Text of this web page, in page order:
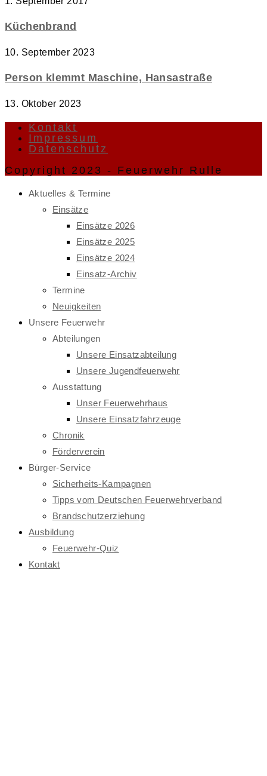
Küchenbrand
10. September 2023
Person klemmt Maschine, Hansastraße
13. Oktober 2023
Kontakt
Impressum
Datenschutz
Copyright 2023 - Feuerwehr Rulle
Aktuelles & Termine
Einsätze
Einsätze 2026
Einsätze 2025
Einsätze 2024
Einsatz-Archiv
Termine
Neuigkeiten
Unsere Feuerwehr
Abteilungen
Unsere Einsatzabteilung
Unsere Jugendfeuerwehr
Ausstattung
Unser Feuerwehrhaus
Unsere Einsatzfahrzeuge
Chronik
Förderverein
Bürger-Service
Sicherheits-Kampagnen
Tipps vom Deutschen Feuerwehrverband
Brandschutzerziehung
Ausbildung
Feuerwehr-Quiz
Kontakt